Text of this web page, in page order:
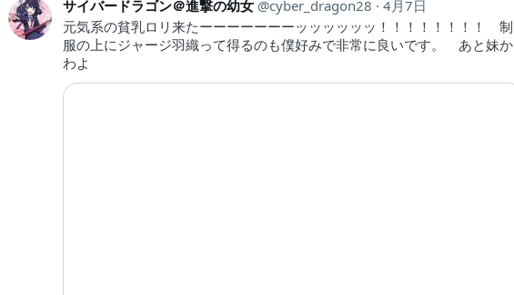
サイバードラゴン＠進撃の幼女 cyber_dragon28
4月7日
元気系の貧乳ロリ来たーーーーーーーッッッッッッ！！！！！！！！ 制
服の上にジャージ羽織って得るのも僕好みで非常に良いです。 あと妹か
わよ